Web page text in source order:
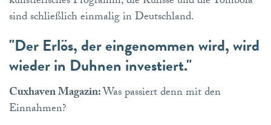
sind schließlich einmalig in Deutschland.
"Der Erlös, der eingenommen wird, wird
wieder in Duhnen investiert."
Cuxhaven Magazin:Was passiert denn mit den
Einnahmen?